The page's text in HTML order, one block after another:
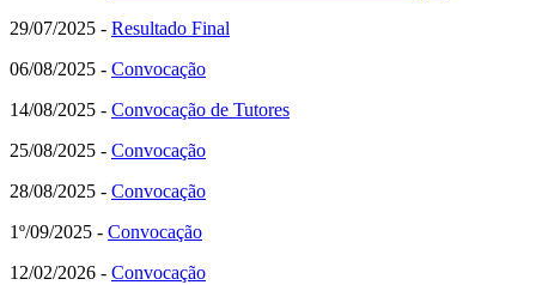
29/07/2025 - Resultado Final
06/08/2025 - Convocação
14/08/2025 - Convocação de Tutores
25/08/2025 - Convocação
28/08/2025 - Convocação
1º/09/2025 - Convocação
12/02/2026 - Convocação